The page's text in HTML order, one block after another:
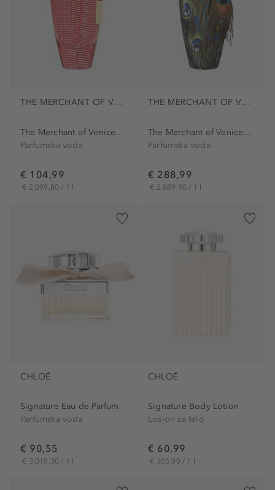
THE MERCHANT OF VENICE
The Merchant of Venice...
Parfumska voda
€ 104,99
€ 2.099,80 / 1 l
THE MERCHANT OF VENICE
The Merchant of Venice...
Parfumska voda
€ 288,99
€ 2.889,90 / 1 l
CHLOÉ
Signature Eau de Parfum
Parfumska voda
€ 90,55
€ 3.018,30 / 1 l
CHLOÉ
Signature Body Lotion
Losjon za telo
€ 60,99
€ 305,00 / 1 l